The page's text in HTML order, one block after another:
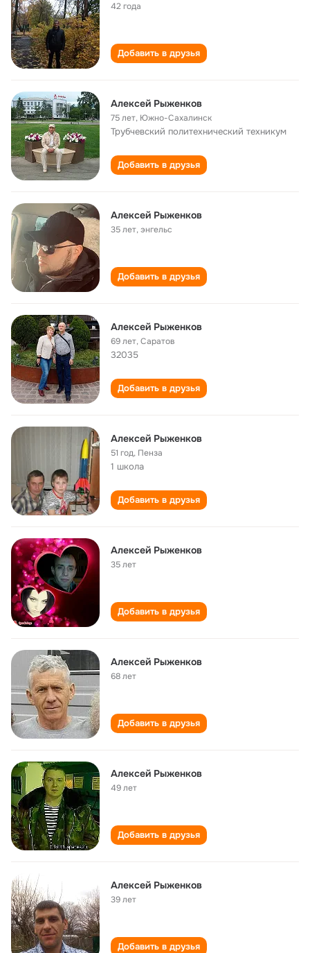
42 года
Добавить в друзья
Алексей Рыженков
75 лет, Южно-Сахалинск
Трубчевский политехнический техникум
Добавить в друзья
Алексей Рыженков
35 лет,энгельс
Добавить в друзья
Алексей Рыженков
69 лет,Саратов
32035
Добавить в друзья
Алексей Рыженков
51 год, Пенза
1 школа
Добавить в друзья
Алексей Рыженков
35 лет
Добавить в друзья
Алексей Рыженков
68 лет
Добавить в друзья
Алексей Рыженков
49 лет
Добавить в друзья
Алексей Рыженков
39 лет
Добавить в друзья